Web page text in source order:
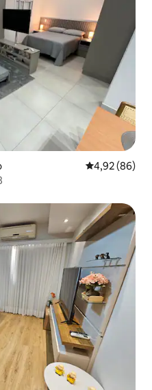
Évaluation
4,92 (86)
appréciés